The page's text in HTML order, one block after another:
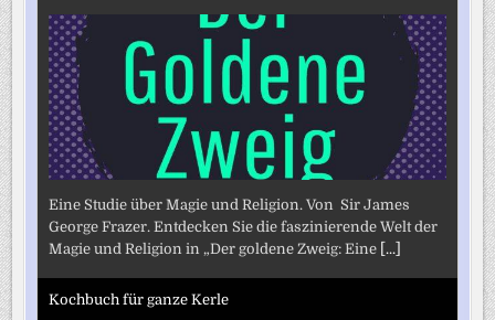
Eine Studie über Magie und Religion. Von Sir James
George Frazer. Entdecken Sie die faszinierende Welt der
Magie und Religion in „Der goldene Zweig: Eine [...]
Kochbuch für ganze Kerle